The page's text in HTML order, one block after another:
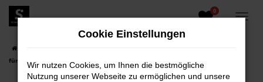
Zum
Hauptinhalt
0
für Bautzen
Cookie Einstellungen
Wir nutzen Cookies, um Ihnen die bestmögliche
Nutzung unserer Webseite zu ermöglichen und unsere